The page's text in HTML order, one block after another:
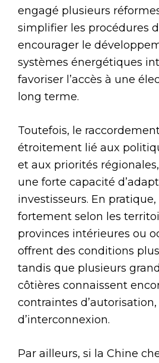
engagé plusieurs
simplifier les procédures
encourager le
systèmes énergétiques
favoriser l’accès à une
long terme.
Toutefois, le
étroitement lié aux
et aux priorités
une forte capacité
investisseurs. En
fortement selon les
provinces intérieures ou
offrent des conditions
tandis que plusieurs
côtières connaissent
contraintes
d’interconnexion.
Par ailleurs, si la Chine